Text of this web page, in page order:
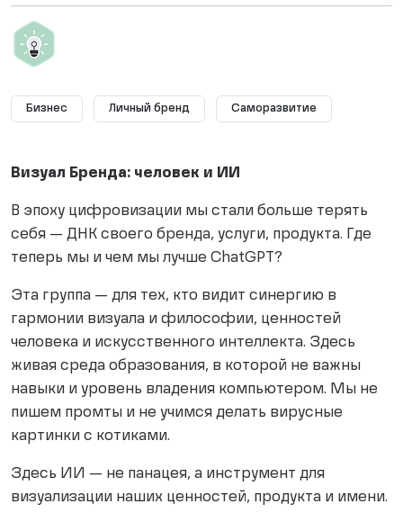
Бизнес Личный бренд Саморазвитие
Визуал Бренда: человек и ИИ
В эпоху цифровизации мы стали больше терять
себя — ДНК своего бренда, услуги, продукта. Где
теперь мы и чем мы лучше ChatGPT?
Эта группа — для тех, кто видит синергию в
гармонии визуала и философии, ценностей
человека и искусственного интеллекта. Здесь
живая среда образования, в которой не важны
навыки и уровень владения компьютером. Мы не
пишем промты и не учимся делать вирусные
картинки с котиками.
Здесь ИИ — не панацея, а инструмент для
визуализации наших ценностей, продукта и имени.